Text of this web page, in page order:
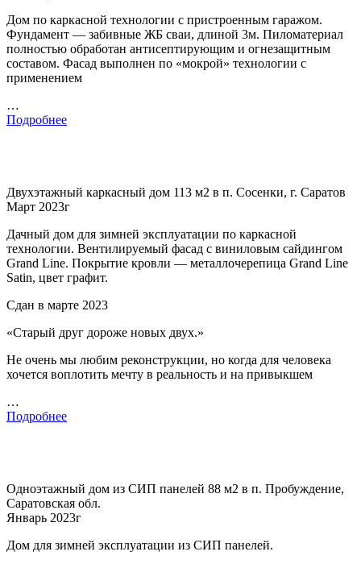
Дом по каркасной технологии с пристроенным гаражом.
Фундамент — забивные ЖБ сваи, длиной 3м. Пиломатериал
полностью обработан антисептирующим и огнезащитным
составом. Фасад выполнен по «мокрой» технологии с
применением
…
Подробнее
Двухэтажный каркасный дом 113 м2 в п. Сосенки, г. Саратов
Март 2023г
Дачный дом для зимней эксплуатации по каркасной
технологии. Вентилируемый фасад с виниловым сайдингом
Grand Line. Покрытие кровли — металлочерепица Grand Line
Satin, цвет графит.
Сдан в марте 2023
«Старый друг дороже новых двух.»
Не очень мы любим реконструкции, но когда для человека
хочется воплотить мечту в реальность и на привыкшем
…
Подробнее
Одноэтажный дом из СИП панелей 88 м2 в п. Пробуждение,
Саратовская обл.
Январь 2023г
Дом для зимней эксплуатации из СИП панелей.